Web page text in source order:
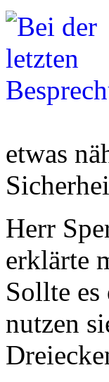
etwas
Herr
erklärte
Sollte
nutzen